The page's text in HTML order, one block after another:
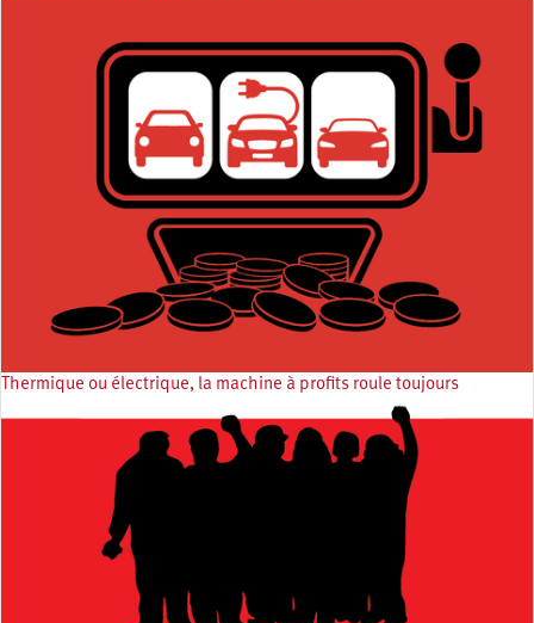
Thermique ou électrique, la machine à profits roule toujours